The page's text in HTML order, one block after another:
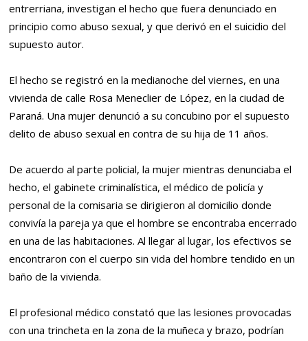
entrerriana, investigan el hecho que fuera denunciado en
principio como abuso sexual, y que derivó en el suicidio del
supuesto autor.
El hecho se registró en la medianoche del viernes, en una
vivienda de calle Rosa Meneclier de López, en la ciudad de
Paraná. Una mujer denunció a su concubino por el supuesto
delito de abuso sexual en contra de su hija de 11 años.
De acuerdo al parte policial, la mujer mientras denunciaba el
hecho, el gabinete criminalística, el médico de policía y
personal de la comisaria se dirigieron al domicilio donde
convivía la pareja ya que el hombre se encontraba encerrado
en una de las habitaciones. Al llegar al lugar, los efectivos se
encontraron con el cuerpo sin vida del hombre tendido en un
baño de la vivienda.
El profesional médico constató que las lesiones provocadas
con una trincheta en la zona de la muñeca y brazo, podrían